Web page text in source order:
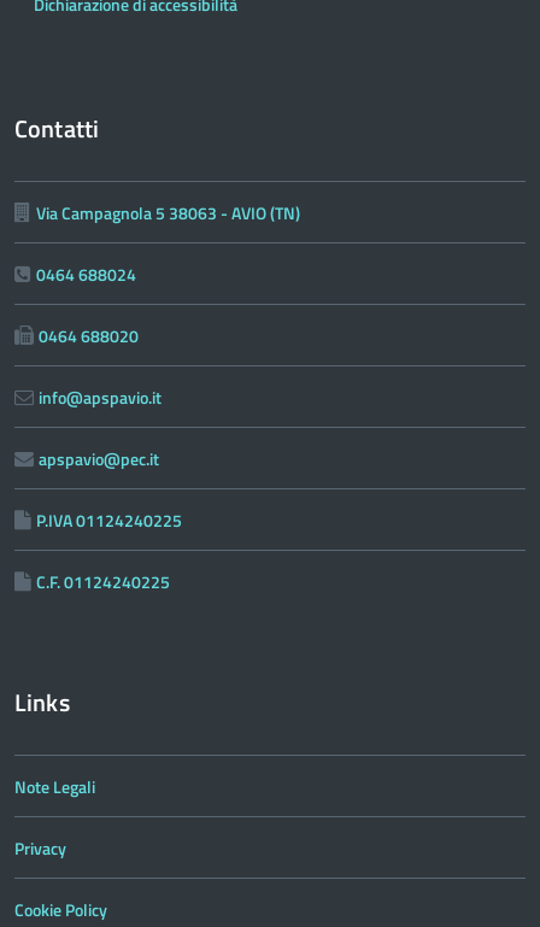
Contatti
Via Campagnola 5 38063 - AVIO (TN)
0464 688024
0464 688020
info@apspavio.it
apspavio@pec.it
P.IVA 01124240225
C.F. 01124240225
Links
Note Legali
Privacy
Cookie Policy